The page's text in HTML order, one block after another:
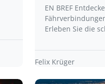
EN BREF
Erleben Sie die
Felix Krüger